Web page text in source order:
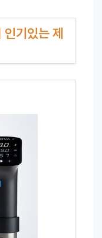
기있는 제